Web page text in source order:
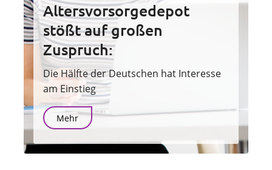
Altersvorsorgedepot
stößt auf großen
Zuspruch:
Die Hälfte der Deutschen hat Interesse
am Einstieg
Mehr